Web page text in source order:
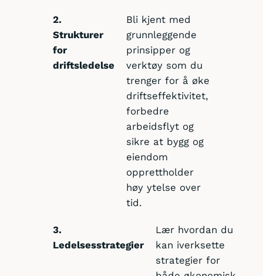
2.
Strukturer
for
driftsledelse
Bli kjent med
grunnleggende
prinsipper og
verktøy som du
trenger for å øke
driftseffektivitet,
forbedre
arbeidsflyt og
sikre at bygg og
eiendom
opprettholder
høy ytelse over
tid.
3.
Ledelsesstrategier
Lær hvordan du
kan iverksette
strategier for